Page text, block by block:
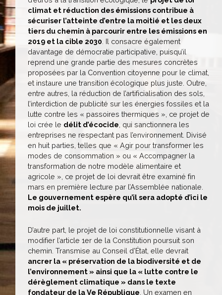
climat et réduction des émissions contribue à
sécuriser l’atteinte d’entre la moitié et les deux
tiers du chemin à parcourir entre les émissions en
2019 et la cible 2030 . Il consacre également
davantage de démocratie participative, puisqu’il
reprend une grande partie des mesures concrètes
proposées par la Convention citoyenne pour le climat,
et instaure une transition écologique plus juste. Outre,
entre autres, la réduction de l’artificialisation des sols,
l’interdiction de publicité sur les énergies fossiles et la
lutte contre les « passoires thermiques », ce projet de
loi crée le délit d’écocide , qui sanctionnera les
entreprises ne respectant pas l’environnement. Divisé
en huit parties, telles que « Agir pour transformer les
modes de consommation » ou « Accompagner la
transformation de notre modèle alimentaire et
agricole », ce projet de loi devrait être examiné fin
mars en première lecture par l’Assemblée nationale.
Le gouvernement espère qu’il sera adopté d’ici le
mois de juillet.
D’autre part, le projet de loi constitutionnelle visant à
modifier l’article 1er de la Constitution poursuit son
chemin. Transmise au Conseil d’État, elle devrait
ancrer la « préservation de la biodiversité et de
l’environnement » ainsi que la « lutte contre le
dérèglement climatique » dans le texte
fondateur de la Ve République . Un examen en